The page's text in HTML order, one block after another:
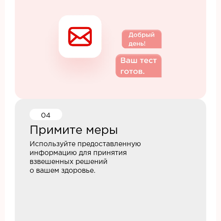
04
Примите меры
Используйте предоставленную
информацию для принятия
взвешенных решений
о вашем здоровье.